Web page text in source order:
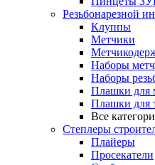
Резьбонарезной
Клуппы
Метчики
Наборы
Наборы
Плашки для
Плашки для
Все
Степлеры
Плайеры
Просекатели